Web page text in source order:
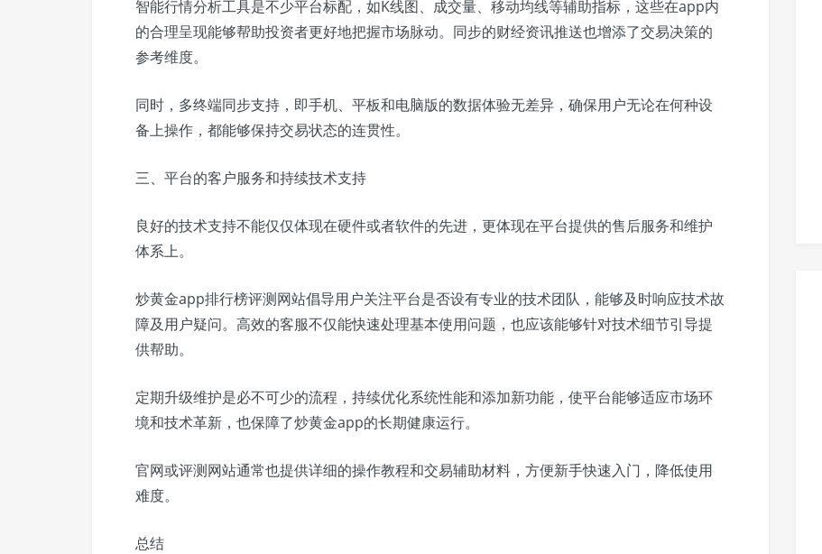
智能行情分析工具是不少平台标配，如K线图、成交量、移动均线等辅助指标，这些在app内
的合理呈现能够帮助投资者更好地把握市场脉动。同步的财经资讯推送也增添了交易决策的
参考维度。
同时，多终端同步支持，即手机、平板和电脑版的数据体验无差异，确保用户无论在何种设
备上操作，都能够保持交易状态的连贯性。
三、平台的客户服务和持续技术支持
良好的技术支持不能仅仅体现在硬件或者软件的先进，更体现在平台提供的售后服务和维护
体系上。
炒黄金app排行榜评测网站倡导用户关注平台是否设有专业的技术团队，能够及时响应技术故
障及用户疑问。高效的客服不仅能快速处理基本使用问题，也应该能够针对技术细节引导提
供帮助。
定期升级维护是必不可少的流程，持续优化系统性能和添加新功能，使平台能够适应市场环
境和技术革新，也保障了炒黄金app的长期健康运行。
官网或评测网站通常也提供详细的操作教程和交易辅助材料，方便新手快速入门，降低使用
难度。
总结